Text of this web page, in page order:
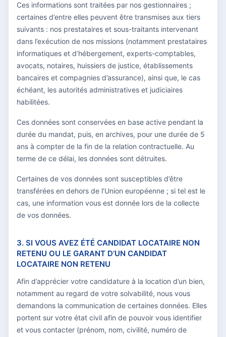
Ces informations sont traitées par nos gestionnaires ;
certaines d’entre elles peuvent être transmises aux tiers
suivants : nos prestataires et sous-traitants intervenant
dans l’exécution de nos missions (notamment prestataires
informatiques et d’hébergement, experts-comptables,
avocats, notaires, huissiers de justice, établissements
bancaires et compagnies d’assurance), ainsi que, le cas
échéant, les autorités administratives et judiciaires
habilitées.
Ces données sont conservées en base active pendant la
durée du mandat, puis, en archives, pour une durée de 5
ans à compter de la fin de la relation contractuelle. Au
terme de ce délai, les données sont détruites.
Certaines de vos données sont susceptibles d’être
transférées en dehors de l’Union européenne ; si tel est le
cas, une information vous est donnée lors de la collecte
de vos données.
3. SI VOUS AVEZ ÉTÉ CANDIDAT LOCATAIRE NON
RETENU OU LE GARANT D’UN CANDIDAT
LOCATAIRE NON RETENU
Afin d’apprécier votre candidature à la location d’un bien,
notamment au regard de votre solvabilité, nous vous
demandons la communication de certaines données. Elles
portent sur votre état civil afin de pouvoir vous identifier
et vous contacter (prénom, nom, civilité, numéro de